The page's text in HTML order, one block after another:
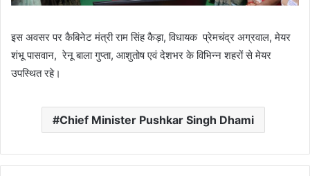
इस अवसर पर कैबिनेट मंत्री राम सिंह कैड़ा, विधायक प्रेमचंद्र अग्रवाल, मेयर
शंभू पासवान, रेनू बाला गुप्ता, आशुतोष एवं देशभर के विभिन्न शहरों से मेयर
उपस्थित रहे।
Chief Minister Pushkar Singh Dhami